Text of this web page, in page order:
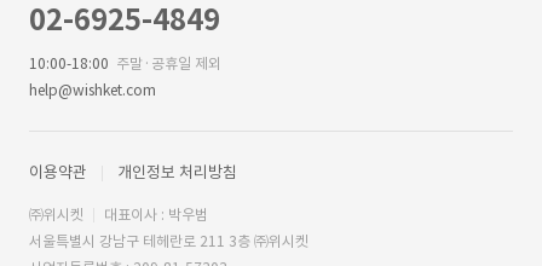
02-6925-4849
10:00-18:00 주말·공휴일 제외
help@wishket.com
이용약관 개인정보 처리방침
㈜위시켓
대표이사 : 박우범
서울특별시 강남구 테헤란로 211 3층 ㈜위시켓